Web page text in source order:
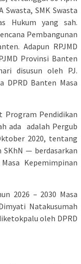
SMK Swasta
Hukum yang sah.
Pembangunan
Adapun RPJMD
Provinsi Banten
disusun oleh PJ.
DPRD Banten Masa
Program Pendidikan
ada adalah Pergub
2020, tentang
SKhN — berdasarkan
Kepemimpinan
2026 – 2030 Masa
Natakusumah
oleh DPRD